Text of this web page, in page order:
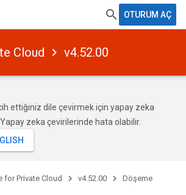
OTURUM AÇ
Cloud v4.52.00
ettiğiniz dile çevirmek için yapay zeka
zeka çevirilerinde hata olabilir.
for Private Cloud v4.52.00 Döşeme